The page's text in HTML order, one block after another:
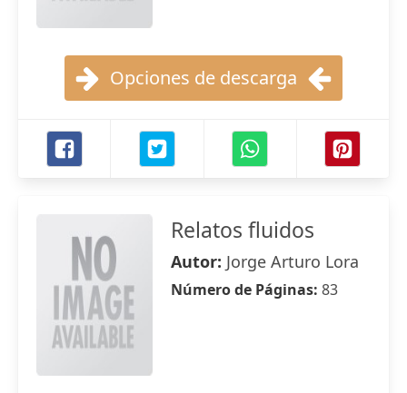
Opciones de descarga
Relatos fluidos
Autor: Jorge Arturo Lora
Número de Páginas: 83